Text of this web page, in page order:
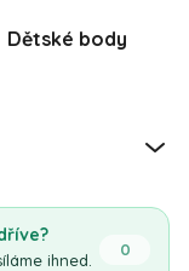
Dětské body
ihned.
0